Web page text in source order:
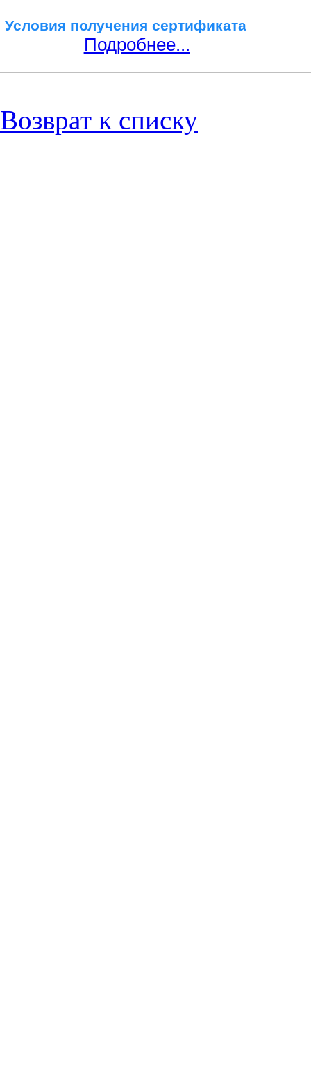
Условия получения сертификата
Подробнее...
Возврат к списку